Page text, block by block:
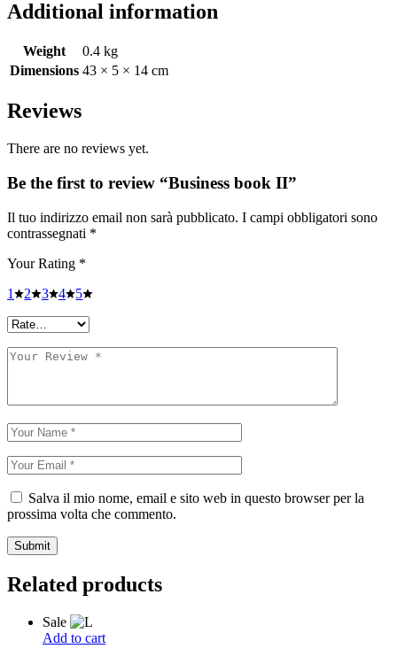
Additional information
Weight
0.4 kg
Dimensions 43 × 5 × 14 cm
Reviews
There are no reviews yet.
Be the first to review “Business book II”
Il tuo indirizzo email non sarà pubblicato. I campi obbligatori sono
contrassegnati *
Your Rating *
1
2 3 4 5
Salva il mio nome, email e sito web in questo browser per la
prossima volta che commento.
Submit
Related products
Sale
Add to cart